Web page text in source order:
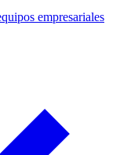
empresariales